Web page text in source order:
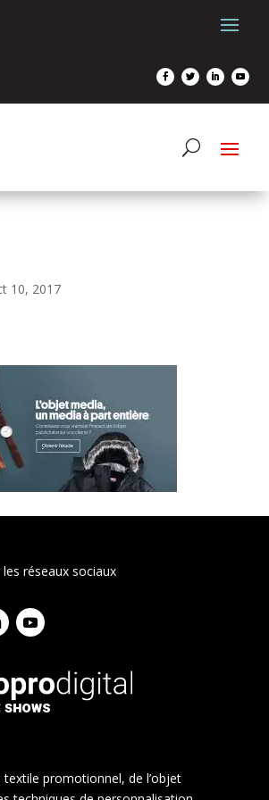
10, 2017
réseaux sociaux
textile promotionnel, de l’objet